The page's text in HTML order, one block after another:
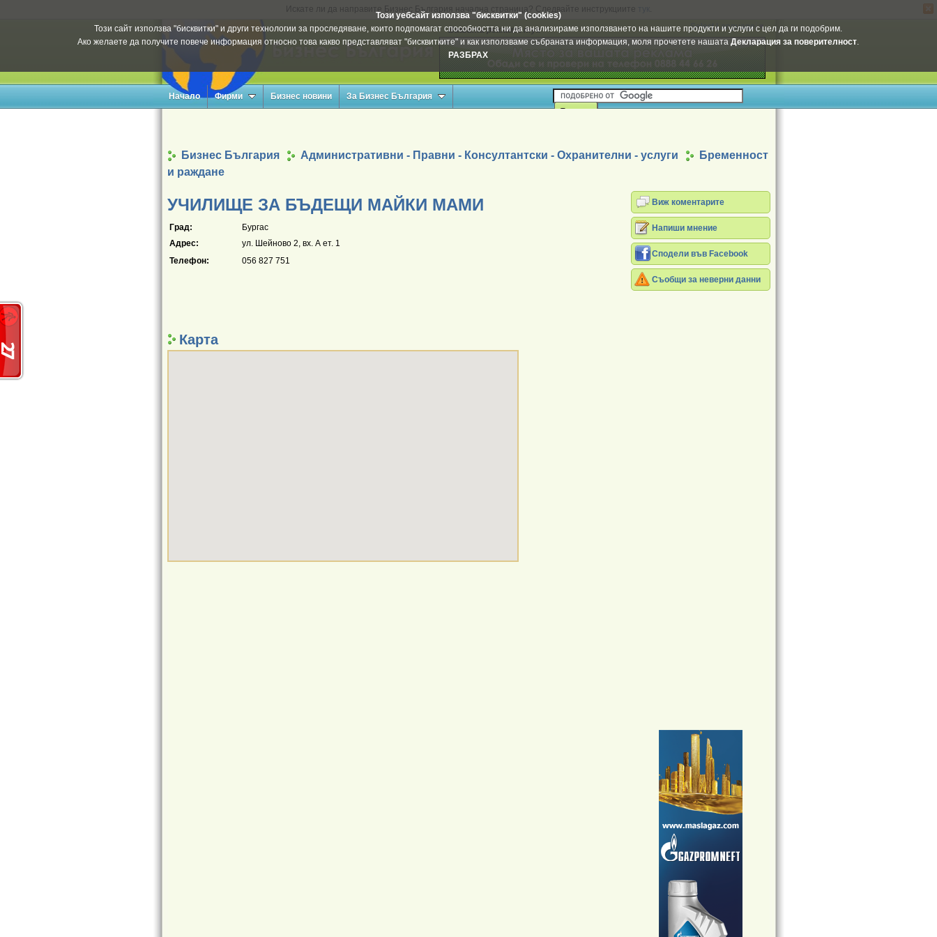
Искате ли да направите Бизнес България начална страница? Следвайте инструкциите
Този уебсайт използва "бисквитки" (cookies)
Този сайт използва "бисквитки" и други технологии за проследяване, които подпомагат способността ни да анализираме използването на нашите продукти и услуги с цел да ги подобрим.
Ако желаете да получите повече информация относно това какво представляват "бисквитките" и как използваме събраната информация, моля прочетете нашатаДекларация за поверителност.
РАЗБРАХ
Select Language ▼
Вашата реклама тук
Начало Фирми Бизнес новини За Бизнес България
Бизнес България Административни - Правни - Консултантски - Охранителни - услуги
Бременност
и раждане
УЧИЛИЩЕ ЗА БЪДЕЩИ МАЙКИ МАМИ
Град:
Бургас
Адрес:
ул. Шейново 2, вх. А ет. 1
Телефон:
056 827 751
Карта
Виж коментарите
Напиши мнение
Сподели във Facebook
Съобщи за неверни данни